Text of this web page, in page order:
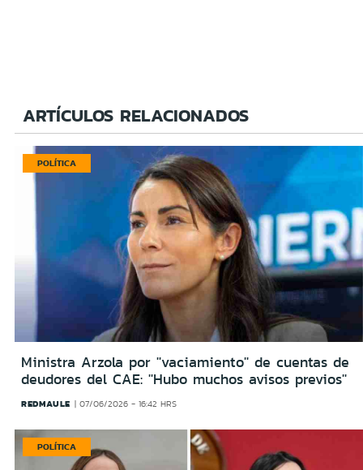
ARTÍCULOS RELACIONADOS
POLÍTICA
Ministra Arzola por ''vaciamiento'' de cuentas de
deudores del CAE: ''Hubo muchos avisos previos''
REDMAULE 07/06/2026 - 16:42 HRS
POLÍTICA